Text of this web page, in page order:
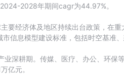
2028年期间cagr为44.97%。
要经济体及地区持续出台政策，在
信息模型建设标准，包括时空基准
业深耕期。传媒、医疗、办公、环
亿元。